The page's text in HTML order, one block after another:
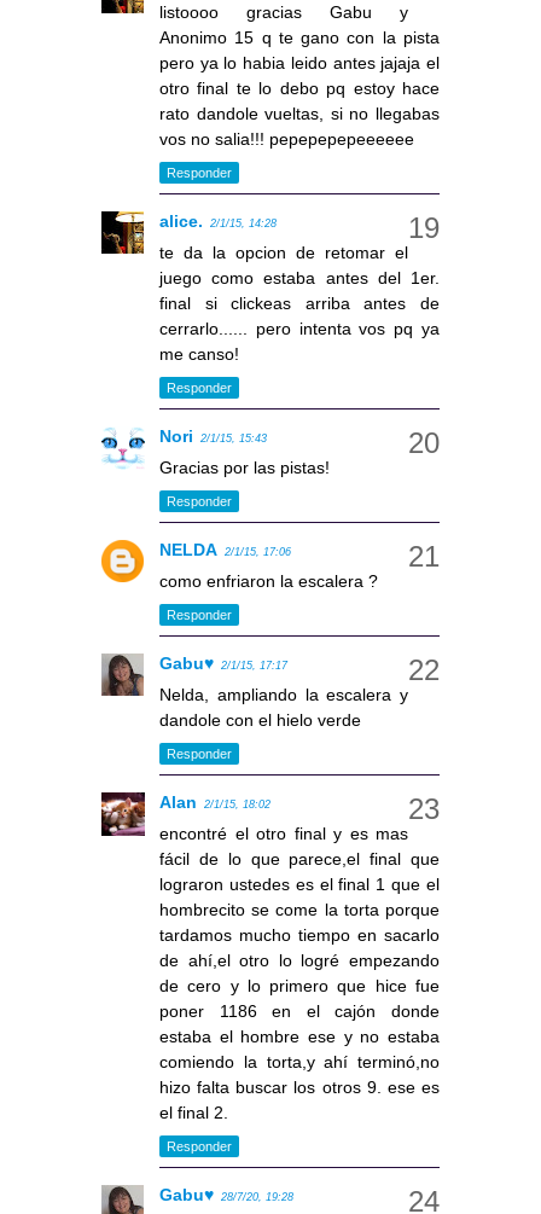
listoooo gracias Gabu y
Anonimo 15 q te gano con la pista
pero ya lo habia leido antes jajaja el
otro final te lo debo pq estoy hace
rato dandole vueltas, si no llegabas
vos no salia!!! pepepepepeeeeee
Responder
alice. 2/1/15, 14:28
te da la opcion de retomar el
juego como estaba antes del 1er.
final si clickeas arriba antes de
cerrarlo...... pero intenta vos pq ya
me canso!
Responder
Nori 2/1/15, 15:43
Gracias por las pistas!
Responder
NELDA 2/1/15, 17:06
como enfriaron la escalera ?
Responder
Gabu♥ 2/1/15, 17:17
Nelda, ampliando la escalera y
dandole con el hielo verde
Responder
Alan 2/1/15, 18:02
encontré el otro final y es mas
fácil de lo que parece,el final que
lograron ustedes es el final 1 que el
hombrecito se come la torta porque
tardamos mucho tiempo en sacarlo
de ahí,el otro lo logré empezando
de cero y lo primero que hice fue
poner 1186 en el cajón donde
estaba el hombre ese y no estaba
comiendo la torta,y ahí terminó,no
hizo falta buscar los otros 9. ese es
el final 2.
Responder
Gabu♥ 28/7/20, 19:28